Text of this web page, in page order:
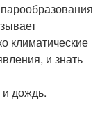
климатические
и знать
дождь.